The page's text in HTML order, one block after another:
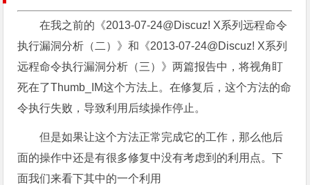
在我之前的《2013-07-24@Discuz! X系列远程命令
执行漏洞分析（二） 》和《2013-07-24@Discuz! X系列
远程命令执行漏洞分析（三）》两篇报告中，将视角盯
死在了Thumb_IM这个方法上。在修复后，这个方法的命
令执行失败，导致利用后续操作停止。
但是如果让这个方法正常完成它的工作，那么他后
面的操作中还是有很多修复中没有考虑到的利用点。下
面我们来看下其中的一个利用